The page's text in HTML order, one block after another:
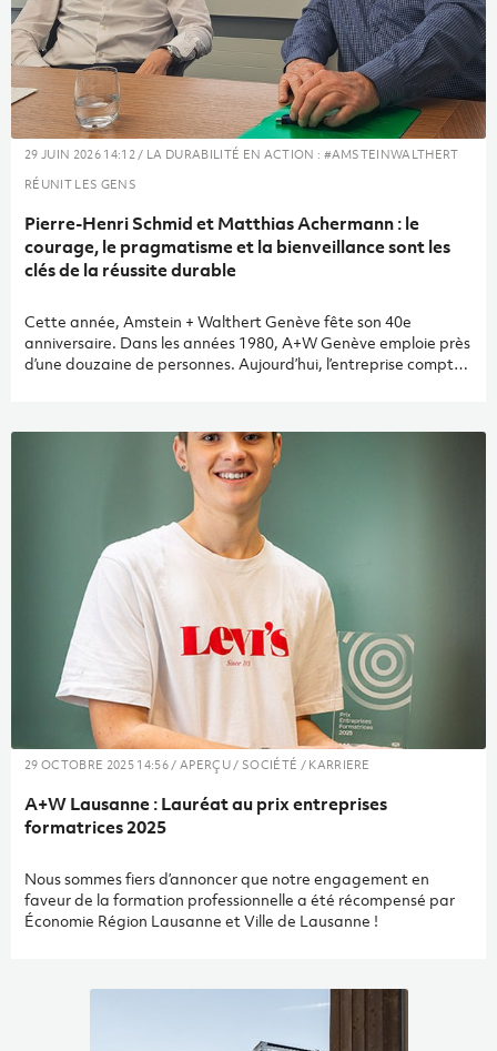
29 JUIN 2026 14:12 / LA DURABILITÉ EN ACTION : #AMSTEINWALTHERT
RÉUNIT LES GENS
Pierre-Henri Schmid et Matthias Achermann : le
courage, le pragmatisme et la bienveillance sont les
clés de la réussite durable
Cette année, Amstein + Walthert Genève fête son 40e
anniversaire. Dans les années 1980, A+W Genève emploie près
d’une douzaine de personnes. Aujourd’hui, l’entreprise compte
principaux artisans de cette évolution positive. Au cours de cet
entretien, ils reviennent sur la manière dont ils ont réussi à
trouver leur place sur le marché genevois malgré la
concurrence. Ils évoquent également les défis auxquels ils ont
été confrontés, ainsi que le rôle joué par l’intelligence artificielle
dans le domaine de la durabilité.
29 OCTOBRE 2025 14:56 / APERÇU / SOCIÉTÉ / KARRIERE
A+W Lausanne : Lauréat au prix entreprises
formatrices 2025
Nous sommes fiers d’annoncer que notre engagement en
faveur de la formation professionnelle a été récompensé par
Économie Région Lausanne et Ville de Lausanne !